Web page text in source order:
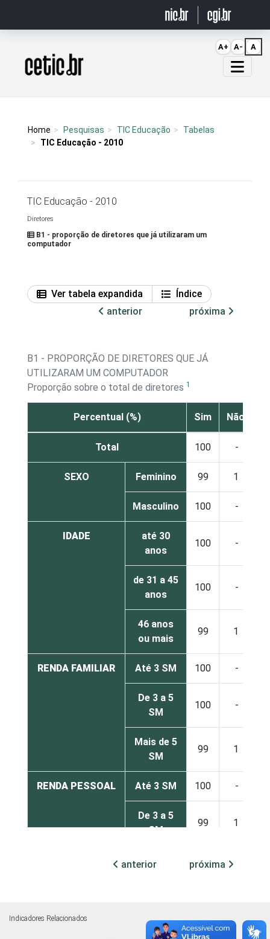
Página inicial
Home Pesquisas TIC Educação
Tabelas
TIC Educação - 2010
TIC Educação - 2010
Diretores
B1 - proporção de diretores que já utilizaram um
computador
Ver tabela expandida
Índice
anterior
próxima
B1 - PROPORÇÃO DE DIRETORES QUE JÁ
UTILIZARAM UM COMPUTADOR
Proporção sobre o total de diretores 1
Percentual (%) Sim Não
Total 100 -
SEXO Feminino 99 1
Masculino 100 -
IDADE
até 30
anos
100 -
de 31 a 45
anos
100 -
46 anos
ou mais
99 1
RENDA FAMILIAR Até 3 SM 100 -
De 3 a 5
SM
100 -
Mais de 5
SM
99 1
RENDA PESSOAL Até 3 SM 100 -
De 3 a 5
SM
99 1
Mais de 5
100 -
Centro
Oeste
100 -
anterior próxima
Indicadores Relacionados
A+ A- A